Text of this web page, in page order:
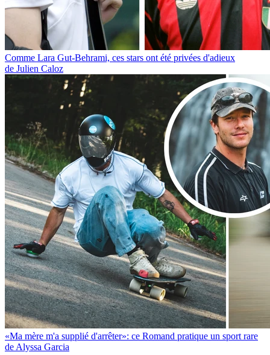
Comme Lara Gut-Behrami, ces stars ont été privées d'adieux
de Julien Caloz
«Ma mère m'a supplié d'arrêter»: ce Romand pratique un sport rare
de Alyssa Garcia